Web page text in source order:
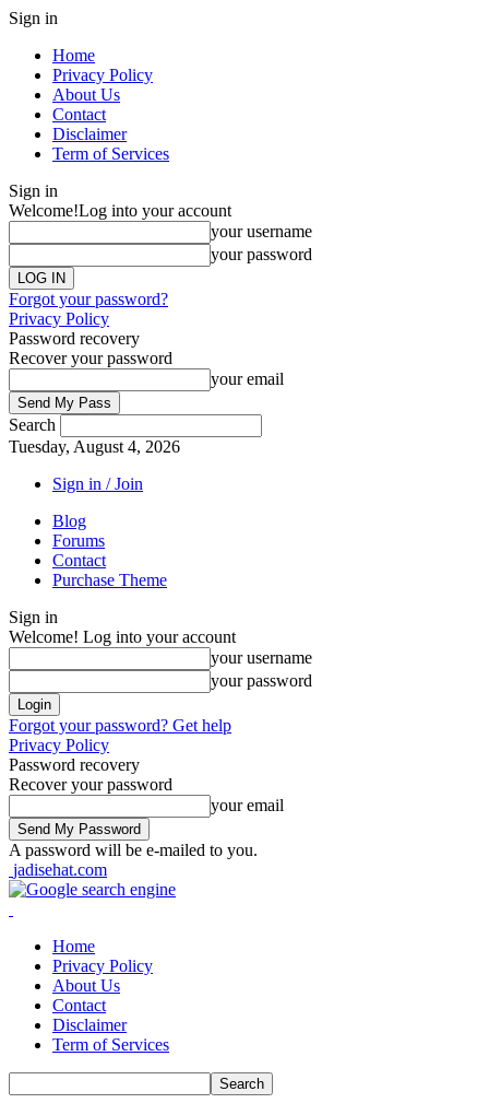
Sign in
Home
Privacy Policy
About Us
Contact
Disclaimer
Term of Services
Sign in
Welcome!Log into your account
your username
your password
Forgot your password?
Privacy Policy
Password recovery
Recover your password
your email
Search
Tuesday, August 4, 2026
Sign in / Join
Blog
Forums
Contact
Purchase Theme
Sign in
Welcome! Log into your account
your username
your password
Forgot your password? Get help
Privacy Policy
Password recovery
Recover your password
your email
A password will be e-mailed to you.
jadisehat.com
Home
Privacy Policy
About Us
Contact
Disclaimer
Term of Services